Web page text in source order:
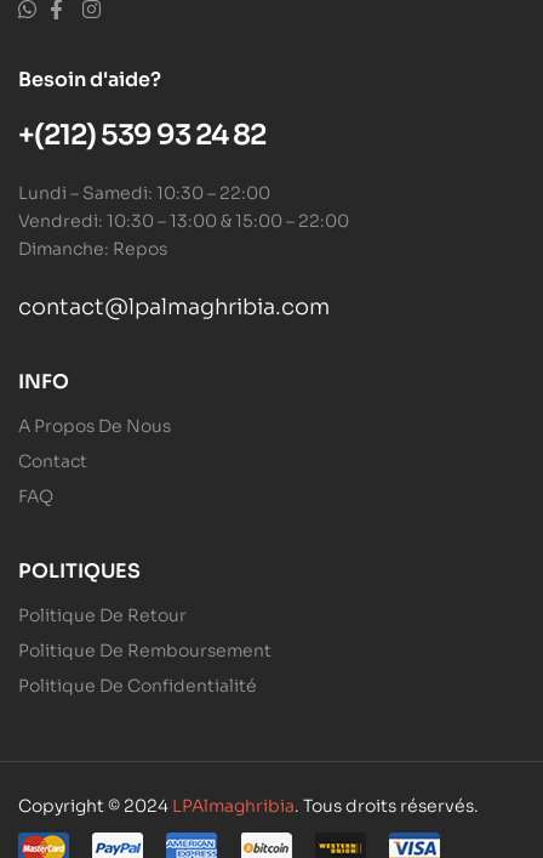
Besoin d'aide?
+(212) 539 93 24 82
Lundi – Samedi: 10:30 – 22:00
Vendredi: 10:30 – 13:00 & 15:00 – 22:00
Dimanche: Repos
contact@lpalmaghribia.com
INFO
A Propos De Nous
Contact
FAQ
POLITIQUES
Politique De Retour
Politique De Remboursement
Politique De Confidentialité
Copyright © 2024 LPAlmaghribia. Tous droits réservés.